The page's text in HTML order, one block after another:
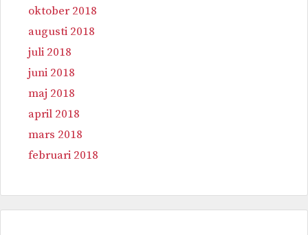
oktober 2018
augusti 2018
juli 2018
juni 2018
maj 2018
april 2018
mars 2018
februari 2018